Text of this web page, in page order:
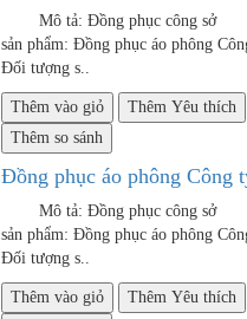
Mô tả: Đồng phục công
sản phẩm: Đồng phục áo phông
Đối tượng s..
Thêm vào giỏ
Thêm Yêu thích
Thêm so sánh
Đồng phục áo phông Công
Mô tả: Đồng phục công
sản phẩm: Đồng phục áo phông
Đối tượng s..
Thêm vào giỏ
Thêm Yêu thích